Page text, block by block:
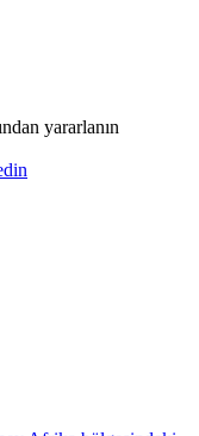
yararlanın